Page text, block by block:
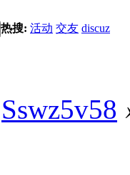
热搜: 活动 交友 discuz
Sswz5v58